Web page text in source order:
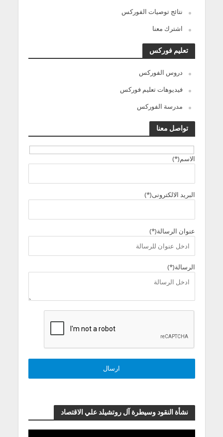
نتائج توصيات الفوركس
اشترك معنا
تعليم فوركس
دروس الفوركس
فيديوهات تعليم فوركس
مدرسة الفوركس
تواصل معنا
الاسم(*)
البريد الالكترونى(*)
عنوان الرسالة(*)
الرسالة(*)
نشأة النقود وسيطرة آل روتشيلد علي الاقتصاد